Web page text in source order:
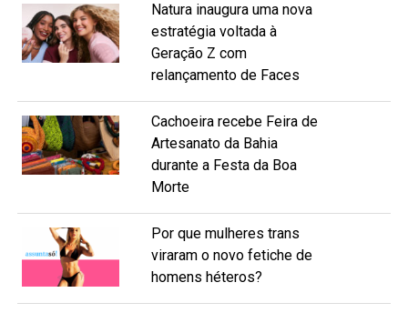
Natura inaugura uma nova
estratégia voltada à
Geração Z com
relançamento de Faces
Cachoeira recebe Feira de
Artesanato da Bahia
durante a Festa da Boa
Morte
Por que mulheres trans
viraram o novo fetiche de
homens héteros?